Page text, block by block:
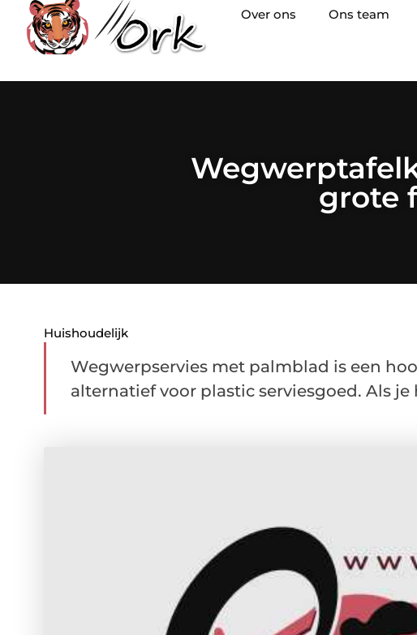
Over ons Ons team
grote
Huishoudelijk
Wegwerpservies met palmblad is een
alternatief voor plastic serviesgoed. Als